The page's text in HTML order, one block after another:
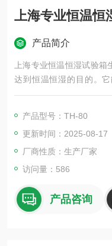
上海专业恒温恒
产品简介
上海专业恒温恒湿试验
达到恒温恒湿的目的。
温、高湿度、低湿度等，
辆、塑胶制品、金属、食
用于测试材料的耐热、耐
产品型号：TH-80
更新时间：2025-08-17
厂商性质：生产厂家
访问量：586
产品咨询